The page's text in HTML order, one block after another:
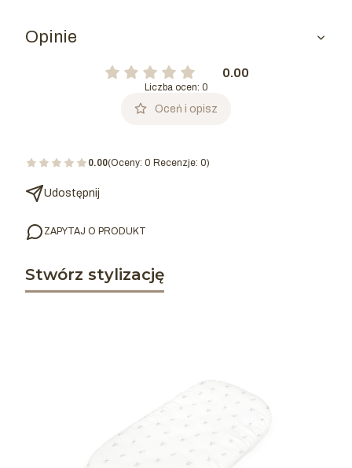
Opinie
0.00
Liczba ocen: 0
Oceń i opisz
0.00(Oceny: 0 Recenzje: 0)
Udostępnij
ZAPYTAJ O PRODUKT
Stwórz stylizację